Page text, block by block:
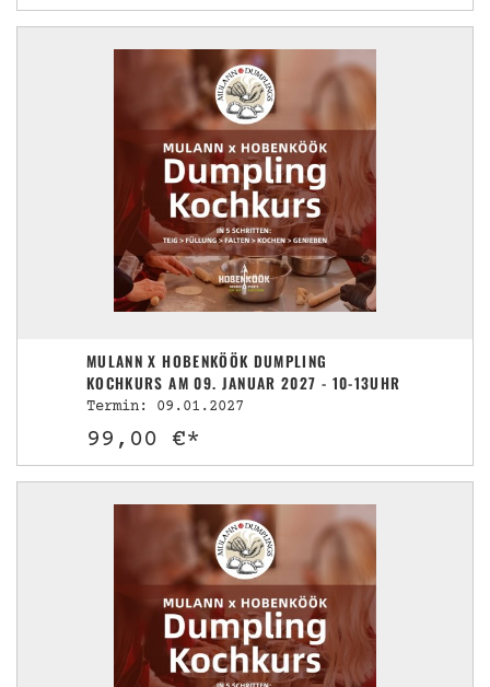
MULANN X HOBENKÖÖK DUMPLING
KOCHKURS AM 09. JANUAR 2027 - 10-13UHR
Termin: 09.01.2027
99,00 €*